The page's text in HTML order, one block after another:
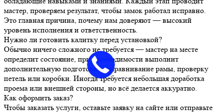
мастер, проверяем результат, чтобы замок работал исправно.
Это главная причина, почему нам доверяют — высокий
уровень исполнения и ответственность.
Нужно ли готовить калитку перед установкой?
Обычно ничего сложного не требуется — мастер на месте
определит состояние, при необходимости выполнит
дополнительную подготовку: выравнивание рамы, проверку
петель или коробки. Иногда требуется небольшая доработка
проема или внешней стороны, но всё делается аккуратно.
Как оформить заказ?
Чтобы заказать услуги, оставьте заявку на сайте или отправьте